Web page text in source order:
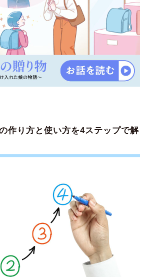
作り方と使い方を4ステップで解